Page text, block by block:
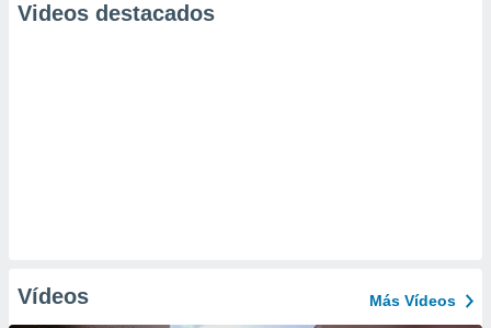
Videos destacados
Vídeos Más Vídeos